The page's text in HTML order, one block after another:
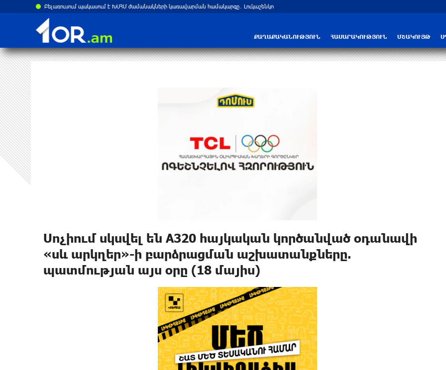
Բելառուսում պակասում է ԽՍՀՄ ժամանակների կառավարման համակարգը․ Լուկաշենկո
ՔԱՂԱՔԱԿԱՆՈՒԹՅՈՒՆ ՀԱՍԱՐԱԿՈՒԹՅՈՒՆ ՄՇԱԿՈՒՅԹ
Սոչիում սկսվել են A320 հայկական կործանված օդանավի
«սև արկղեր»-ի բարձրացման աշխատանքները.
պատմության այս օրը (18 մայիս)